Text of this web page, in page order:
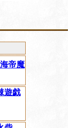
帝魔
遊戯